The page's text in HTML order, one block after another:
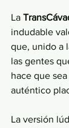
La
indudable
que, unido a
las gentes
hace que
auténtico
La versión